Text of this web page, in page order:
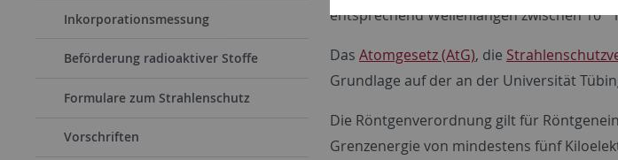
Inkorporationsmessung
Beförderung radioaktiver Stoffe
Formulare zum Strahlenschutz
Vorschriften
entsprechend Wellenlängen zwischen 10
Das Atomgesetz (AtG), die
Grundlage auf der an der Universität
Die Röntgenverordnung gilt für
Grenzenergie von mindestens fünf